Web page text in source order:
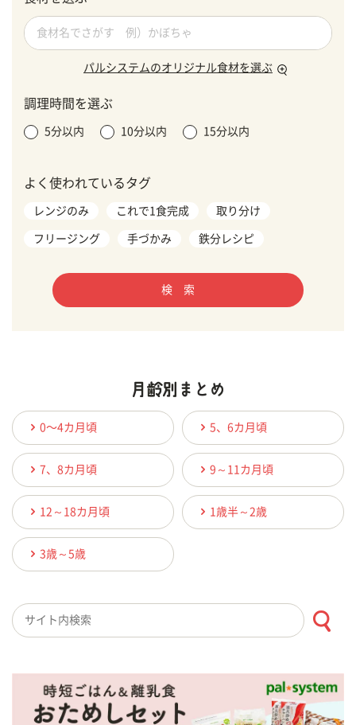
パルシステムのオリジナル食材を選ぶ
調理時間を選ぶ
5分以内 10分以内 15分以内
よく使われているタグ
レンジのみ これで1食完成 取り分け
フリージング 手づかみ 鉄分レシピ
検 索
0〜4カ月頃 5、6カ月頃
7、8カ月頃 9～11カ月頃
12～18カ月頃 1歳半～2歳
3歳～5歳
検索キーワード入力